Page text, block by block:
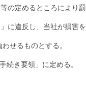
定めるところにより罰
違反し、当社が損害を
せるものとする。
続き要領」に定める。